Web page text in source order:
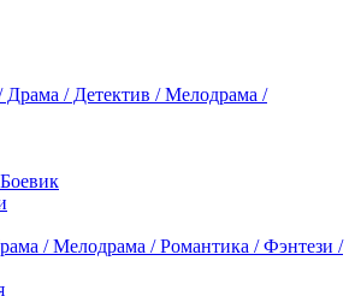
/ Детектив / Мелодрама /
/ Мелодрама / Романтика / Фэнтези /